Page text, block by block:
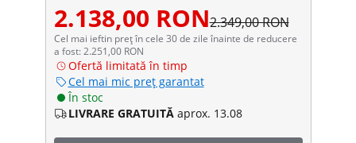
2.138,00 RON2.349,00 RON
Cel mai ieftin preț în cele 30 de zile înainte de reducere
a fost: 2.251,00 RON
Ofertă limitată în timp
Cel mai mic preț garantat
În stoc
LIVRARE GRATUITĂ aprox. 13.08